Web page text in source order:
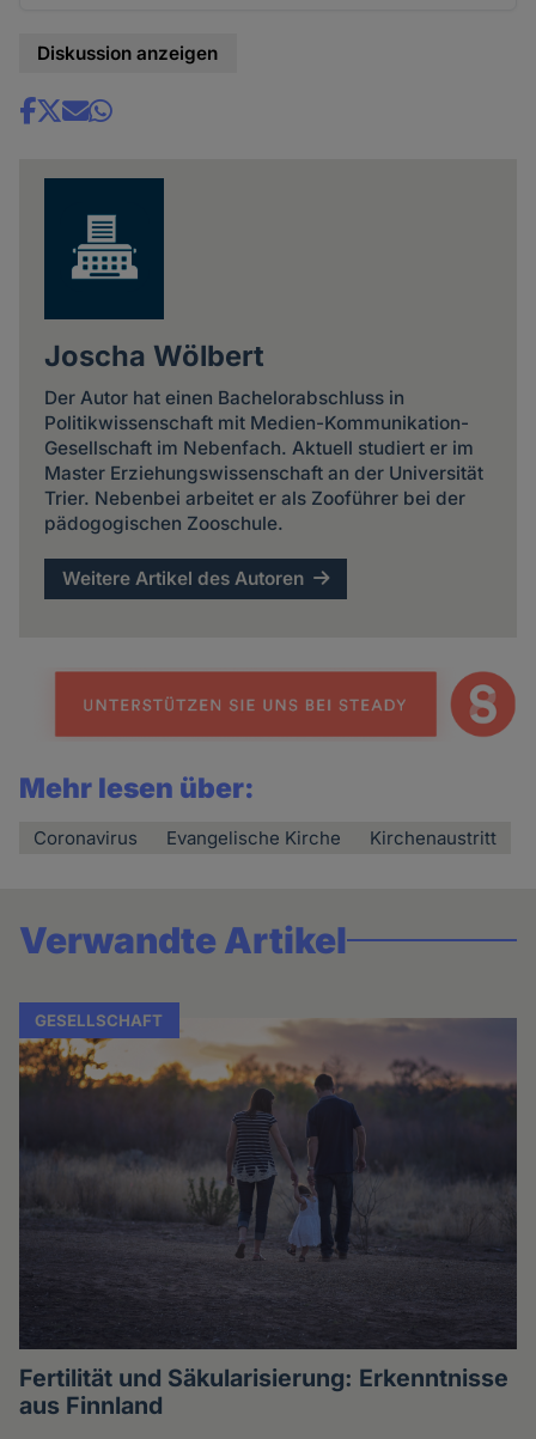
Diskussion anzeigen
Share
Joscha Wölbert
Der Autor hat einen Bachelorabschluss in
Politikwissenschaft mit Medien-Kommunikation-
Gesellschaft im Nebenfach. Aktuell studiert er im
Master Erziehungswissenschaft an der Universität
Trier. Nebenbei arbeitet er als Zooführer bei der
pädogogischen Zooschule.
Weitere Artikel des Autoren
Mehr lesen über:
Coronavirus Evangelische Kirche Kirchenaustritt
Verwandte Artikel
GESELLSCHAFT
Fertilität und Säkularisierung: Erkenntnisse
aus Finnland